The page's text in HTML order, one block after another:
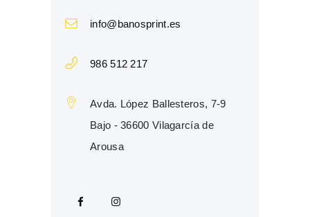
info@banosprint.es
986 512 217
Avda. López Ballesteros, 7-9
Bajo - 36600 Vilagarcía de
Arousa